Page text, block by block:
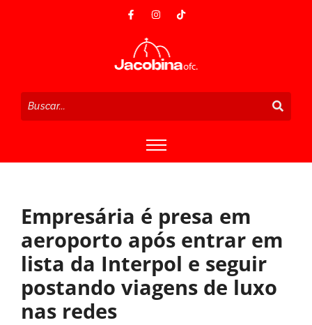
Empresária é presa em
aeroporto após entrar em
lista da Interpol e seguir
postando viagens de luxo
nas redes